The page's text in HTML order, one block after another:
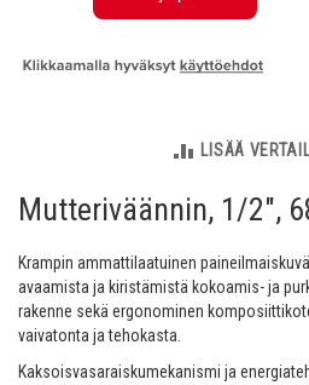
LISÄÄ
Mutteriväännin, 1/2",
Krampin ammattilaatuinen
avaamista ja kiristämistä kokoamis- ja
rakenne sekä ergonominen
vaivatonta ja tehokasta.
Kaksoisvasaraiskumekanismi ja